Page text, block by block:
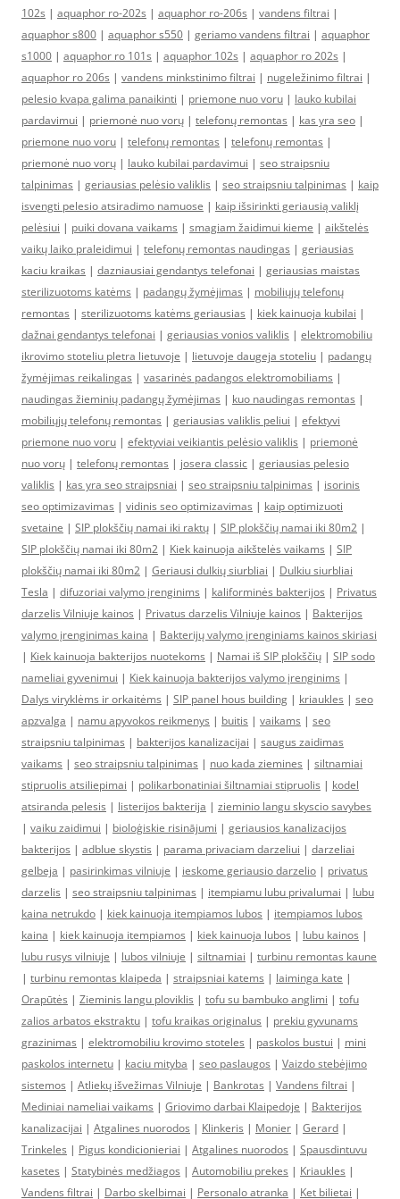
102s | aquaphor ro-202s | aquaphor ro-206s | vandens filtrai |
aquaphor s800 | aquaphor s550 | geriamo vandens filtrai | aquaphor
s1000 | aquaphor ro 101s | aquaphor 102s | aquaphor ro 202s |
aquaphor ro 206s | vandens minkstinimo filtrai | nugeležinimo filtrai |
pelesio kvapa galima panaikinti | priemone nuo voru | lauko kubilai
pardavimui | priemonė nuo vorų | telefonų remontas | kas yra seo |
priemone nuo voru | telefonų remontas | telefonų remontas |
priemonė nuo vorų | lauko kubilai pardavimui | seo straipsniu
talpinimas | geriausias pelėsio valiklis | seo straipsniu talpinimas | kaip
isvengti pelesio atsiradimo namuose | kaip išsirinkti geriausią valiklį
pelėsiui | puiki dovana vaikams | smagiam žaidimui kieme | aikštelės
vaikų laiko praleidimui | telefonų remontas naudingas | geriausias
kaciu kraikas | dazniausiai gendantys telefonai | geriausias maistas
sterilizuotoms katėms | padangų žymėjimas | mobiliųjų telefonų
remontas | sterilizuotoms katėms geriausias | kiek kainuoja kubilai |
dažnai gendantys telefonai | geriausias vonios valiklis | elektromobiliu
ikrovimo stoteliu pletra lietuvoje | lietuvoje daugeja stoteliu | padangų
žymėjimas reikalingas | vasarinės padangos elektromobiliams |
naudingas žieminių padangų žymėjimas | kuo naudingas remontas |
mobiliųjų telefonų remontas | geriausias valiklis peliui | efektyvi
priemone nuo voru | efektyviai veikiantis pelėsio valiklis | priemonė
nuo vorų | telefonų remontas | josera classic | geriausias pelesio
valiklis | kas yra seo straipsniai | seo straipsniu talpinimas | isorinis
seo optimizavimas | vidinis seo optimizavimas | kaip optimizuoti
svetaine | SIP plokščių namai iki raktų | SIP plokščių namai iki 80m2 |
SIP plokščių namai iki 80m2 | Kiek kainuoja aikštelės vaikams | SIP
plokščių namai iki 80m2 | Geriausi dulkių siurbliai | Dulkiu siurbliai
Tesla | difuzoriai valymo įrenginims | kaliforminės bakterijos | Privatus
darzelis Vilniuje kainos | Privatus darzelis Vilniuje kainos | Bakterijos
valymo įrenginimas kaina | Bakterijų valymo įrenginiams kainos skiriasi
| Kiek kainuoja bakterijos nuotekoms | Namai iš SIP plokščių | SIP sodo
nameliai gyvenimui | Kiek kainuoja bakterijos valymo įrenginims |
Dalys viryklėms ir orkaitėms | SIP panel hous building | kriaukles | seo
apzvalga | namu apyvokos reikmenys | buitis | vaikams | seo
straipsniu talpinimas | bakterijos kanalizacijai | saugus zaidimas
vaikams | seo straipsniu talpinimas | nuo kada ziemines | siltnamiai
stipruolis atsiliepimai | polikarbonatiniai šiltnamiai stipruolis | kodel
atsiranda pelesis | listerijos bakterija | zieminio langu skyscio savybes
| vaiku zaidimui | bioloģiskie risinājumi | geriausios kanalizacijos
bakterijos | adblue skystis | parama privaciam darzeliui | darzeliai
gelbeja | pasirinkimas vilniuje | ieskome geriausio darzelio | privatus
darzelis | seo straipsniu talpinimas | itempiamu lubu privalumai | lubu
kaina netrukdo | kiek kainuoja itempiamos lubos | itempiamos lubos
kaina | kiek kainuoja itempiamos | kiek kainuoja lubos | lubu kainos |
lubu rusys vilniuje | lubos vilniuje | siltnamiai | turbinu remontas kaune
| turbinu remontas klaipeda | straipsniai katems | laiminga kate |
Orapūtės | Zieminis langu ploviklis | tofu su bambuko anglimi | tofu
zalios arbatos ekstraktu | tofu kraikas originalus | prekiu gyvunams
grazinimas | elektromobiliu krovimo stoteles | paskolos bustui | mini
paskolos internetu | kaciu mityba | seo paslaugos | Vaizdo stebėjimo
sistemos | Atliekų išvežimas Vilniuje | Bankrotas | Vandens filtrai |
Mediniai nameliai vaikams | Griovimo darbai Klaipedoje | Bakterijos
kanalizacijai | Atgalines nuorodos | Klinkeris | Monier | Gerard |
Trinkeles | Pigus kondicionieriai | Atgalines nuorodos | Spausdintuvu
kasetes | Statybinės medžiagos | Automobiliu prekes | Kriaukles |
Vandens filtrai | Darbo skelbimai | Personalo atranka | Ket bilietai |